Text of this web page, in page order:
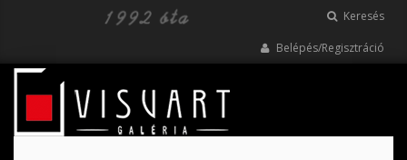
Keresés
Belépés/Regisztráció